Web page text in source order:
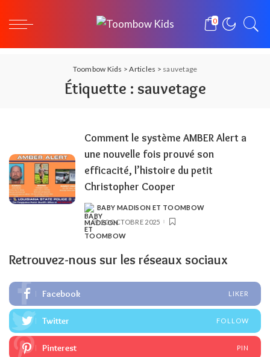
0
Toombow Kids >Articles > sauvetage
Étiquette : sauvetage
Comment le système AMBER Alert a
une nouvelle fois prouvé son
efficacité, l’histoire du petit
Christopher Cooper
POSTED
BY
BABY MADISON ET TOOMBOW
20 OCTOBRE 2025
Retrouvez-nous sur les réseaux sociaux
Facebook LIKER
Twitter FOLLOW
Pinterest PIN